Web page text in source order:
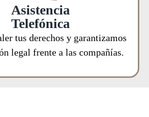
Asistencia
Telefónica
tus derechos y garantizamos
legal frente a las compañías.